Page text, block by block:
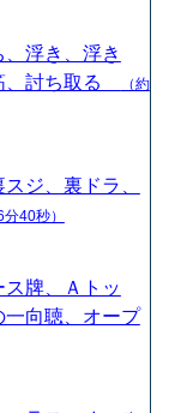
浮き、浮き
、討ち取る
（約
ジ、裏ドラ、
分40秒）
牌、Ａトッ
一向聴、オープ